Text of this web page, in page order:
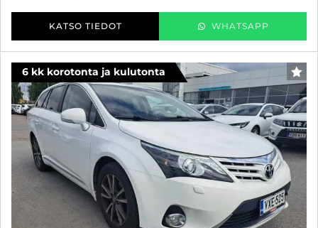
KATSO TIEDOT WHATSAPP
6 kk korotonta ja kulutonta